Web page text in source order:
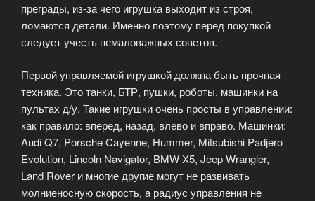
преграды, из-за чего игрушка выходит из строя,
ломаются детали. Именно поэтому перед покупкой
следует учесть немаловажных советов.
Первой управляемой игрушкой должна быть прочная
техника. Это танки, БТР, пушки, роботы, машинки на
пультах д/у. Такие игрушки очень просты в управлении:
как правило: вперед, назад, влево и вправо. Машинки:
Audi Q7, Porsche Cayenne, Hummer, Mitsubishi Padjero
Evolution, Lincoln Navigator, BMW X5, Jeep Wrangler,
Land Rover и многие другие могут не развивать
молниеносную скорость, а радиус управления не